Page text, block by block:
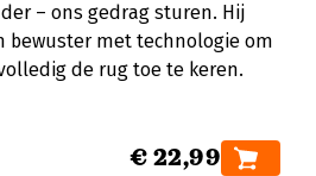
– ons gedrag sturen. Hij
bewuster met technologie om
de rug toe te keren.
€ 22,99